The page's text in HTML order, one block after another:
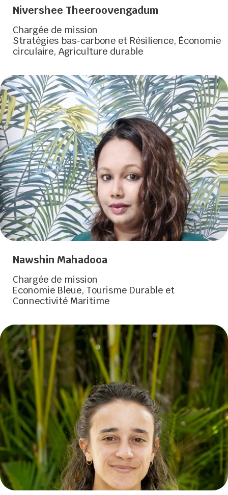
Nivershee Theeroovengadum
Chargée de mission
Stratégies bas-carbone et Résilience, Économie
circulaire, Agriculture durable
Nawshin Mahadooa
Chargée de mission
Economie Bleue, Tourisme Durable et
Connectivité Maritime